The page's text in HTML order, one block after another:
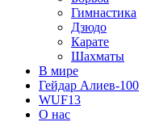
Гимнастика
Дзюдо
Карате
Шахматы
В мире
Гейдар Алиев-100
WUF13
О нас